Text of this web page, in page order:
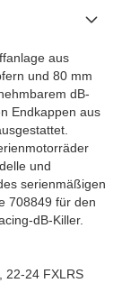
aus
und 80 mm
dB-
Endkappen aus
und
serienmäßigen
708849 für den
dB-Killer.
22-24 FXLRS